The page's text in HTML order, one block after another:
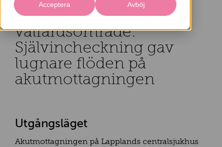
Acceptera Avböj
Case Lapplands
välfärdsområde:
Självincheckning gav
lugnare flöden på
akutmottagningen
Utgångsläget
Akutmottagningen på Lapplands centralsjukhus